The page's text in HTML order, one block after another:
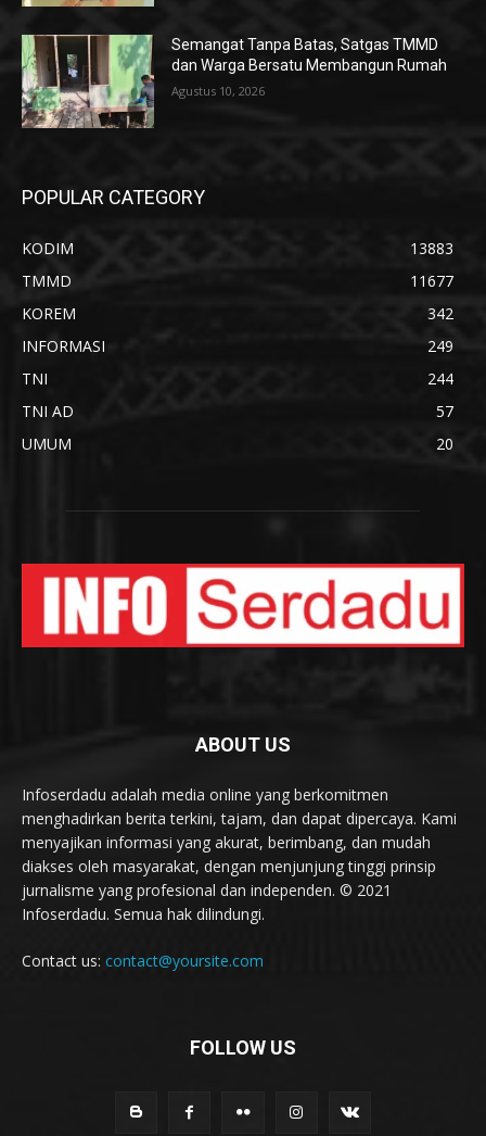
Semangat Tanpa Batas, Satgas TMMD
dan Warga Bersatu Membangun Rumah
Agustus 10, 2026
POPULAR CATEGORY
KODIM
13883
TMMD
11677
KOREM
342
INFORMASI
249
TNI
244
TNI AD
57
UMUM
20
ABOUT US
Infoserdadu adalah media online yang berkomitmen
menghadirkan berita terkini, tajam, dan dapat dipercaya. Kami
menyajikan informasi yang akurat, berimbang, dan mudah
diakses oleh masyarakat, dengan menjunjung tinggi prinsip
jurnalisme yang profesional dan independen. © 2021
Infoserdadu. Semua hak dilindungi.
Contact us: contact@yoursite.com
FOLLOW US